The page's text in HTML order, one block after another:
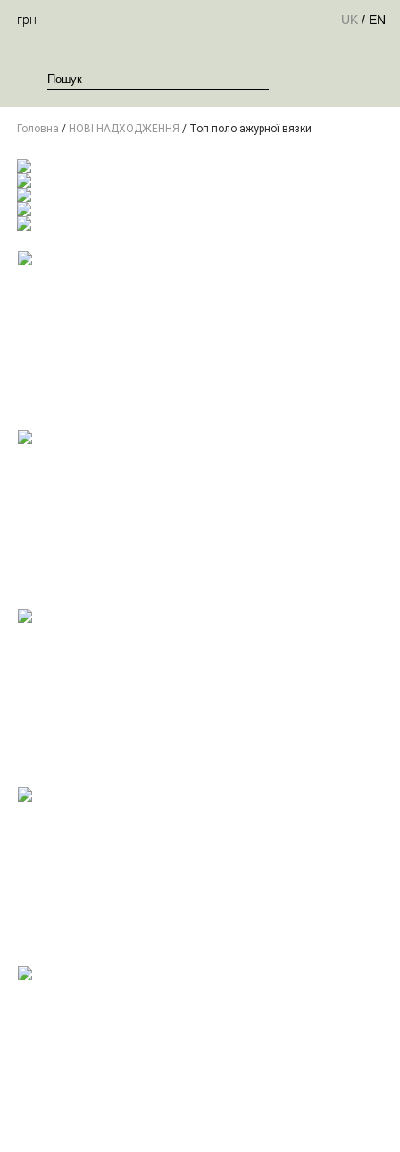
грн UK / EN
Головна / НОВІ НАДХОДЖЕННЯ / Топ поло ажурної вязки